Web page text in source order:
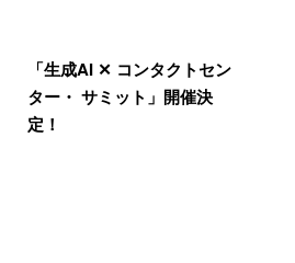
「生成AI ✕ コンタクトセン
ター・ サミット」開催決
定！